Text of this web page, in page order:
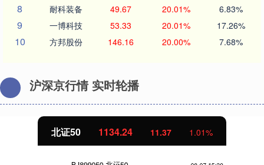
8 耐科装备 49.67 20.01% 6.83%
9 一博科技 53.33 20.01% 17.26%
10 方邦股份 146.16 20.00% 7.68%
沪深京行情 实时轮播
北证50 1134.24 11.37 1.01%